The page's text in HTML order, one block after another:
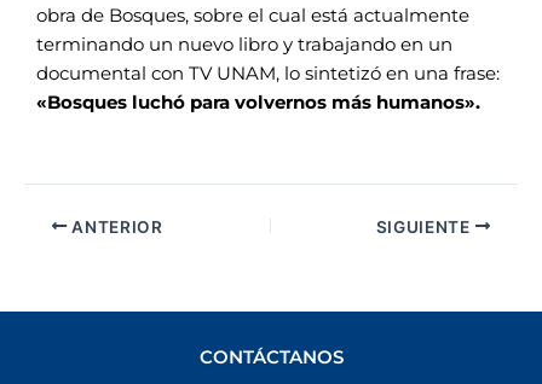
obra de Bosques, sobre el cual está actualmente
terminando un nuevo libro y trabajando en un
documental con TV UNAM, lo sintetizó en una frase:
«Bosques luchó para volvernos más humanos».
ANTERIOR SIGUIENTE
CONTÁCTANOS